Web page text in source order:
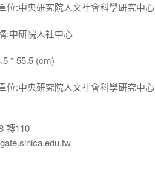
位:中央研究院人文社會科學研究中心
:中研院人社中心
* 55.5 (cm)
位:中央研究院人文社會科學研究中心
轉110